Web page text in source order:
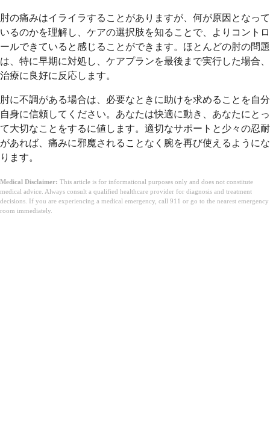
肘の痛みはイライラすることがありますが、何が原因となって
いるのかを理解し、ケアの選択肢を知ることで、よりコントロ
ールできていると感じることができます。ほとんどの肘の問題
は、特に早期に対処し、ケアプランを最後まで実行した場合、
治療に良好に反応します。
肘に不調がある場合は、必要なときに助けを求めることを自分
自身に信頼してください。あなたは快適に動き、あなたにとっ
て大切なことをするに値します。適切なサポートと少々の忍耐
があれば、痛みに邪魔されることなく腕を再び使えるようにな
ります。
Medical Disclaimer: This article is for informational purposes only and does not constitute
medical advice. Always consult a qualified healthcare provider for diagnosis and treatment
decisions. If you are experiencing a medical emergency, call 911 or go to the nearest emergency
room immediately.